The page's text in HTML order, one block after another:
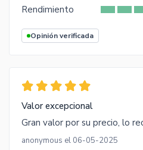
Rendimiento
Opinión verificada
Valor excepcional
Gran valor por su precio, lo
anonymous el 06-05-2025